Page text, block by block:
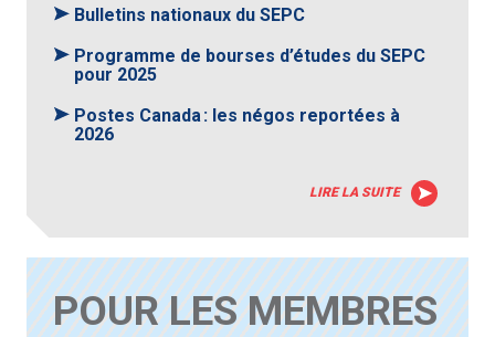
Bulletins nationaux du SEPC
Programme de bourses d’études du SEPC
pour 2025
Postes Canada : les négos reportées à
2026
LIRE LA SUITE
POUR LES MEMBRES